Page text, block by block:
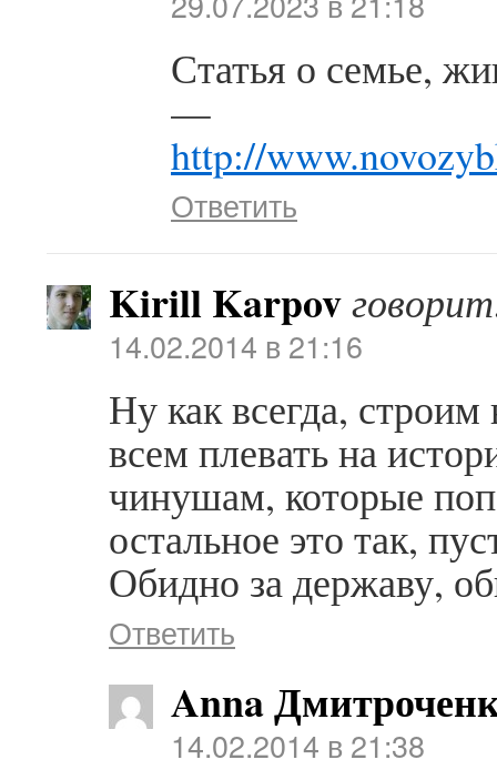
Статья о семье,
—
http://
Ответить
Kirill Karpov
14.02.2014 в 21:16
Ну как всегда,
всем плевать на
чинушам, которые
остальное это так,
Обидно за державу,
Ответить
Anna
14.02.2014 в 21:38